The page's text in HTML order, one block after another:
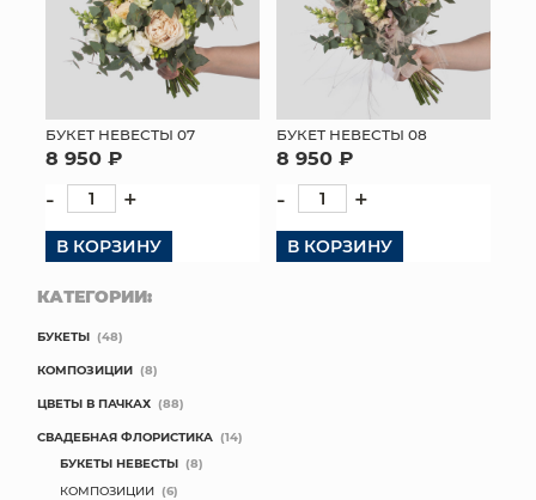
БУКЕТ НЕВЕСТЫ 07
8 950 ₽
- +
В КОРЗИНУ
БУКЕТ НЕВЕСТЫ 08
8 950 ₽
- +
В КОРЗИНУ
КАТЕГОРИИ:
БУКЕТЫ (48)
КОМПОЗИЦИИ (8)
ЦВЕТЫ В ПАЧКАХ (88)
СВАДЕБНАЯ ФЛОРИСТИКА (14)
БУКЕТЫ НЕВЕСТЫ (8)
КОМПОЗИЦИИ (6)